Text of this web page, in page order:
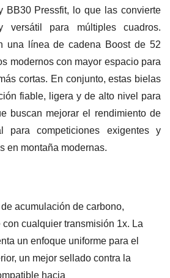
BB30 Pressfit, lo que las convierte
versátil para múltiples cuadros.
una línea de cadena Boost de 52
modernos con mayor espacio para
cortas. En conjunto, estas bielas
fiable, ligera y de alto nivel para
buscan mejorar el rendimiento de
para competiciones exigentes y
en montaña modernas.
acumulación de carbono,
cualquier transmisión 1x. La
un enfoque uniforme para el
un mejor sellado contra la
hacia